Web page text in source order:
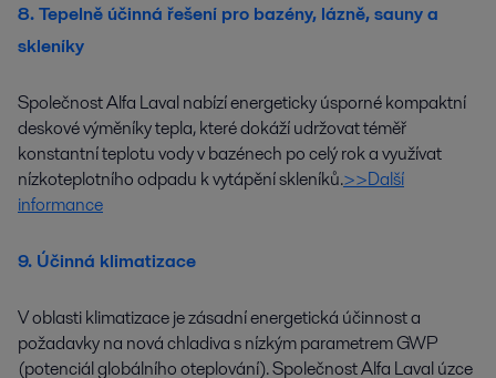
8. Tepelně účinná řešení pro bazény, lázně, sauny a
skleníky
Společnost Alfa Laval nabízí energeticky úsporné kompaktní
deskové výměníky tepla, které dokáží udržovat téměř
konstantní teplotu vody v bazénech po celý rok a využívat
nízkoteplotního odpadu k vytápění skleníků.>>Další
informance
9. Účinná klimatizace
V oblasti klimatizace je zásadní energetická účinnost a
požadavky na nová chladiva s nízkým parametrem GWP
(potenciál globálního oteplování). Společnost Alfa Laval úzce